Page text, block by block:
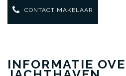
CONTACT MAKELAAR
INFORMATIE